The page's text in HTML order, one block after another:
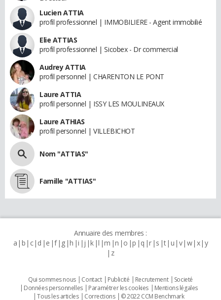
Lucien ATTIA
profil professionnel | IMMOBILIERE - Agent immobilié
Elie ATTIAS
profil professionnel | Sicobex - Dr commercial
Audrey ATTIA
profil personnel | CHARENTON LE PONT
Laure ATTIA
profil personnel | ISSY LES MOULINEAUX
Laure ATHIAS
profil personnel | VILLEBICHOT
Nom "ATTIAS"
Famille "ATTIAS"
Annuaire des membres :
a b c d e f g h i j k l m n o p q r s t u v w x y
z
Qui sommes nous Contact Publicité Recrutement
Societé
Données personnelles
Paramétrer les cookies
Mentions légales
Tous les articles
Corrections © 2022 CCM Benchmark